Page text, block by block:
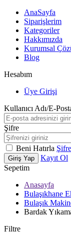
AnaSayfa
Siparişlerim
Kategoriler
Hakkımızda
Kurumsal
Blog
Hesabım
Üye Girişi
Kullanıcı Adı/E-
Şifre
Beni Hatırla
Giriş Yap
Kayıt Ol
Sepetim
Anasayfa
Bulaşıkhane
Bulaşık
Bardak
Filtre